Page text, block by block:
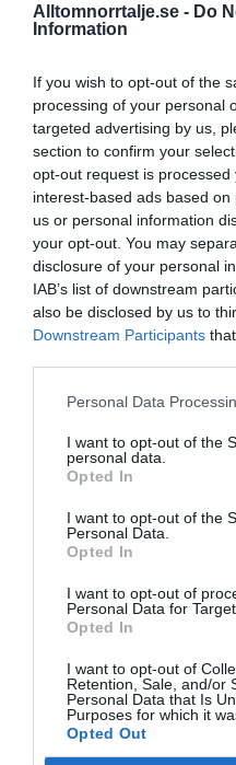
Alltomnorrtalje.se - Do
Information
If you wish to opt-out of the
processing of your personal
targeted advertising by us,
section to confirm your
opt-out request is
interest-based ads based
us or personal information
your opt-out. You may
disclosure of your personal
IAB’s list of downstream
also be disclosed by us to
Downstream Participants
Personal Data
I want to opt-out of the
personal data.
Opted In
I want to opt-out of the
Personal Data.
Opted In
I want to opt-out of
Personal Data for
Opted In
I want to opt-out of
Retention, Sale, and/or
Personal Data that Is
Purposes for which it
Opted Out
16/4 NYA BOLAG
25/3 NYA BOLAG
Nytt
Norrtälje
25/3 NYA BOLAG
Trålen 24 AB
NordHem Måleri
Lokalt väder
29°C
10:00
29°C
11:00
30°C
10:37 LEDARE
Bältros kan
den som drabbas